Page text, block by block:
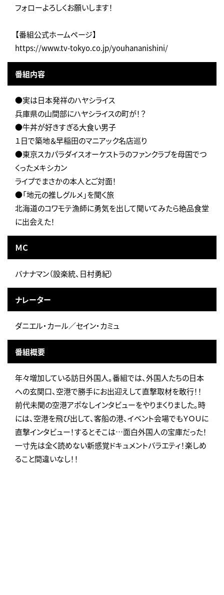
フォローよろしくお願いします！
【番組公式ホームページ】
https://www.tv-tokyo.co.jp/youhananishini/
番組内容
●実は日本発祥のハヤシライス
兵庫県の山間部にハヤシライスの町が！？
●牛丼が好きすぎる大食い男子
１日で築地＆早稲田のマニアック名店巡り
●東京スカパラダイスオーケストラのファンクラブを母国でつ
くったメキシカン
ライブでまさかの本人とご対面！
●「地元の推しグルメ」を聞く旅
北海道のコワモテ漁師に勇気を出して聞いてみたら絶品食堂
に出会えた！
ＭＣ
バナナマン（設楽統、日村勇紀）
ナレーター
ダニエル・カール／セイン・カミュ
番組概要
年々増加している訪日外国人。番組では、外国人たちの日本
への玄関口、空港で勝手にお出迎えして直撃取材を敢行！！
前代未聞の空港アポなしインタビューをやりまくりました。時
には、空港を飛び出して、客船の港、イベント会場でもＹＯＵに
直撃インタビュー！するとそこは…面白外国人の宝庫だった！
一寸先は全く読めない新感覚ドキュメントバラエティ！楽しめ
ること間違いなし！！